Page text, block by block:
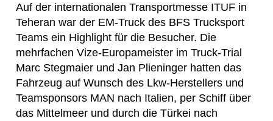
Auf der internationalen Transportmesse ITUF in
Teheran war der EM-Truck des BFS Trucksport
Teams ein Highlight für die Besucher. Die
mehrfachen Vize-Europameister im Truck-Trial
Marc Stegmaier und Jan Plieninger hatten das
Fahrzeug auf Wunsch des Lkw-Herstellers und
Teamsponsors MAN nach Italien, per Schiff über
das Mittelmeer und durch die Türkei nach